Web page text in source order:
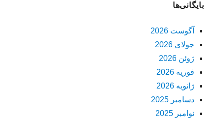
بایگانی‌ها
آگوست 2026
جولای 2026
ژوئن 2026
فوریه 2026
ژانویه 2026
دسامبر 2025
نوامبر 2025